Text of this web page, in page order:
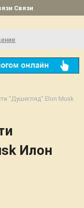
Связи
“Душегляд" Elon Musk
Илон